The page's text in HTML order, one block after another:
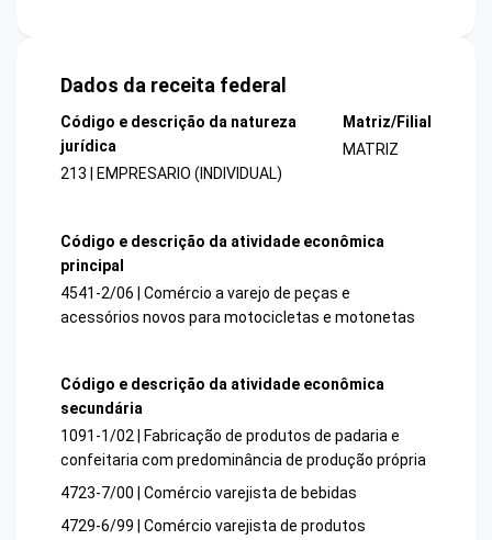
Dados da receita federal
Código e descrição da natureza
jurídica
213 | EMPRESARIO (INDIVIDUAL)
Matriz/Filial
MATRIZ
Código e descrição da atividade econômica
principal
4541-2/06 | Comércio a varejo de peças e
acessórios novos para motocicletas e motonetas
Código e descrição da atividade econômica
secundária
1091-1/02 | Fabricação de produtos de padaria e
confeitaria com predominância de produção própria
4723-7/00 | Comércio varejista de bebidas
4729-6/99 | Comércio varejista de produtos